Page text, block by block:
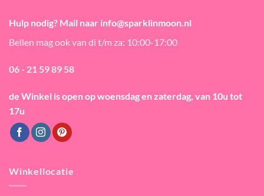
Hulp nodig? Mail naar info@sparklinmoon.nl
Bellen mag ook van di t/m za: 10:00-17:00
06 - 21 59 89 58
de Winkel is openop woensdag en zaterdag, van 10u tot
17u
Winkellocatie